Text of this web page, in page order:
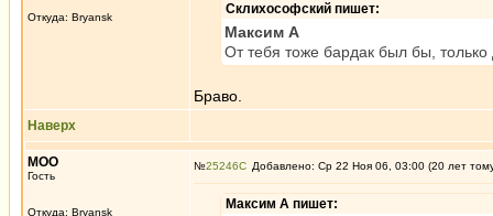
Откуда: Bryansk
Склихософский пишет:
Максим А
От тебя тоже бардак был бы,
Браво.
Наверх
MOO
Гость
Откуда: Bryansk
№25246 Добавлено: Ср 22 Ноя 06, 03:00 (20 лет
Максим А пишет: